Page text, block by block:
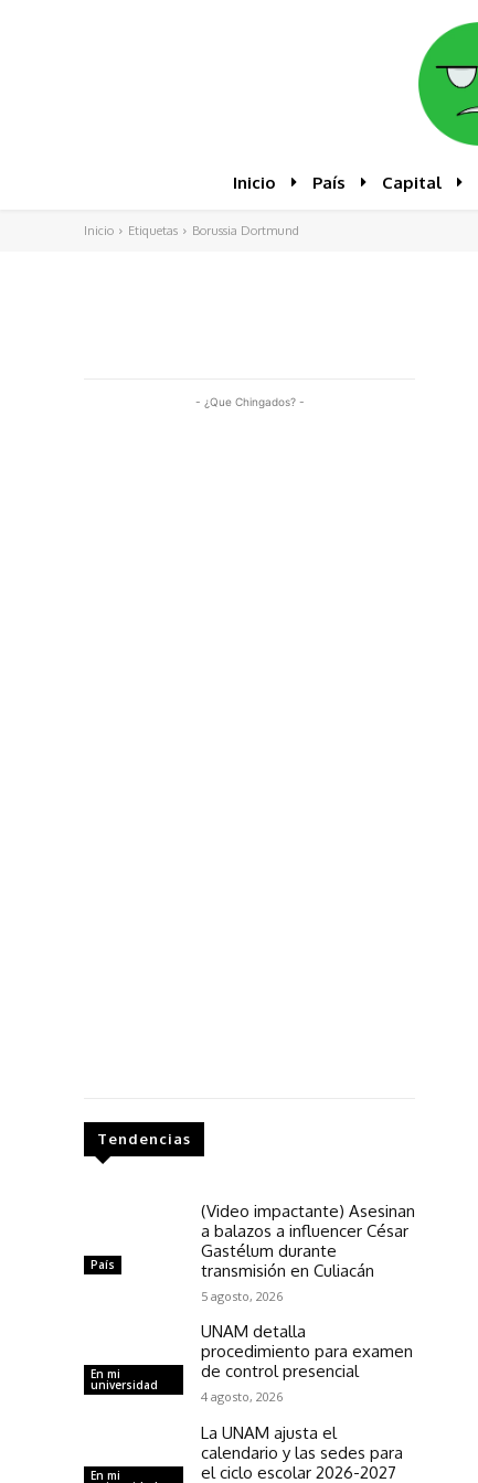
Inicio País Capital
Inicio Etiquetas Borussia Dortmund
- ¿Que Chingados? -
Tendencias
País
(Video impactante) Asesinan
a balazos a influencer César
Gastélum durante
transmisión en Culiacán
5 agosto, 2026
En mi
universidad
UNAM detalla
procedimiento para examen
de control presencial
4 agosto, 2026
En mi
La UNAM ajusta el
calendario y las sedes para
el ciclo escolar 2026-2027